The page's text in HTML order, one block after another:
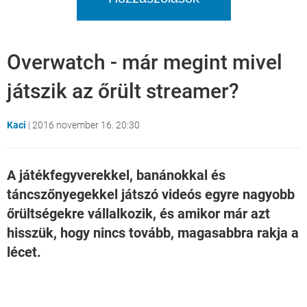
Overwatch - már megint mivel
játszik az őrült streamer?
Kaci | 2016 november 16. 20:30
A játékfegyverekkel, banánokkal és
táncszőnyegekkel játszó videós egyre nagyobb
őrültségekre vállalkozik, és amikor már azt
hisszük, hogy nincs tovább, magasabbra rakja a
lécet.